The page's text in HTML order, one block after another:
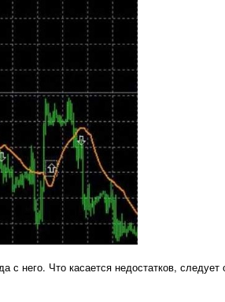
него. Что касается недостатков, следует